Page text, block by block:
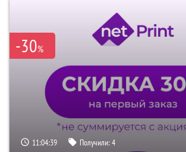
-30%
11:04:39 Получили:4